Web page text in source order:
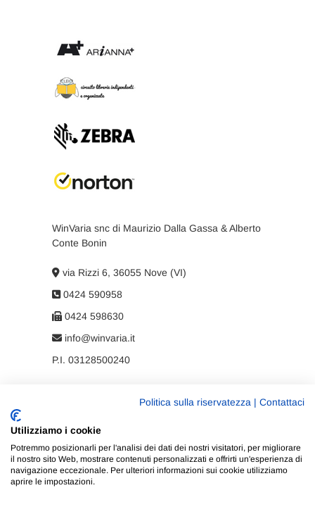
WinVaria snc di Maurizio Dalla Gassa & Alberto
Conte Bonin
via Rizzi 6, 36055 Nove (VI)
0424 590958
0424 598630
info@winvaria.it
P.I. 03128500240
Privacy policy
Politica sulla riservatezza Contattaci
Utilizziamo i cookie
Potremmo posizionarli per l'analisi dei dati dei nostri visitatori, per migliorare
il nostro sito Web, mostrare contenuti personalizzati e offrirti un'esperienza di
navigazione eccezionale. Per ulteriori informazioni sui cookie utilizziamo
aprire le impostazioni.